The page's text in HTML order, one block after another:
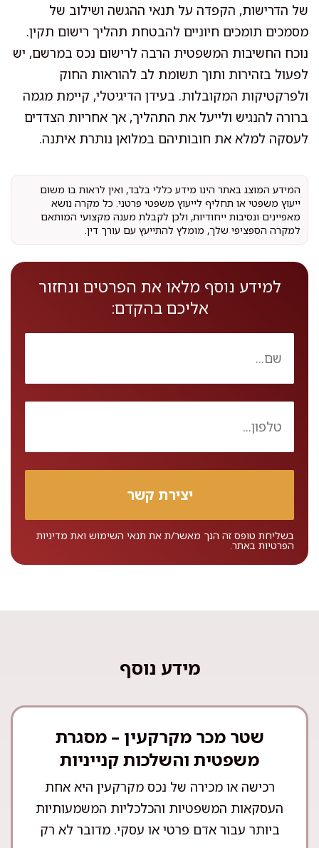
של הדרישות, הקפדה על תנאי ההגשה ושילוב של
מסמכים תומכים חיוניים להבטחת תהליך רישום תקין.
נוכח החשיבות המשפטית הרבה לרישום נכס במרשם, יש
לפעול בזהירות ותוך תשומת לב להוראות החוק
ולפרקטיקות המקובלות. בעידן הדיגיטלי, קיימת מגמה
ברורה להנגיש ולייעל את התהליך, אך אחריות הצדדים
לעסקה למלא את חובותיהם במלואן נותרת איתנה.
המידע המוצג באתר הינו מידע כללי בלבד, ואין לראות בו משום
ייעוץ משפטי או תחליף לייעוץ משפטי פרטני. כל מקרה נושא
מאפיינים ונסיבות ייחודיות, ולכן לקבלת מענה מקצועי המותאם
למקרה הספציפי שלך, מומלץ להתייעץ עם עורך דין.
למידע נוסף מלאו את הפרטים ונחזור
אליכם בהקדם:
בשליחת טופס זה הנך מאשר/ת את תנאי השימוש ואת מדיניות
הפרטיות באתר.
מידע נוסף
שטר מכר מקרקעין – מסגרת
משפטית והשלכות קנייניות
רכישה או מכירה של נכס מקרקעין היא אחת
העסקאות המשפטיות והכלכליות המשמעותיות
ביותר עבור אדם פרטי או עסקי. מדובר לא רק